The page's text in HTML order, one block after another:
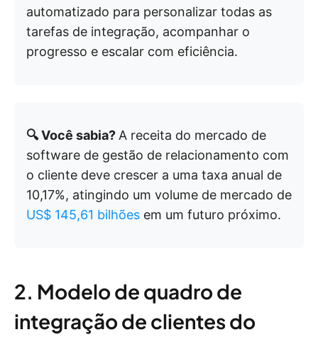
automatizado para personalizar todas as
tarefas de integração, acompanhar o
progresso e escalar com eficiência.
🔍 Você sabia? A receita do mercado de
software de gestão de relacionamento com
o cliente deve crescer a uma taxa anual de
10,17%, atingindo um volume de mercado de
US$ 145,61 bilhões em um futuro próximo.
2. Modelo de quadro de
integração de clientes do